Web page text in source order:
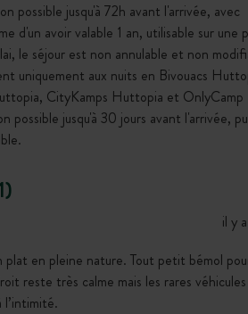
possible jusqu'à 72h avant l'arrivée, avec
d'un avoir valable 1 an, utilisable sur une
le séjour est non annulable et non
uniquement aux nuits en Bivouacs
CityKamps Huttopia et OnlyCamp
possible jusqu'à 30 jours avant l'arrivée,
il y
plat en pleine nature. Tout petit bémol
reste très calme mais les rares